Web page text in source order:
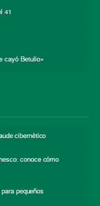
41
cayó Betulio»
cibernético
conoce cómo
pequeños